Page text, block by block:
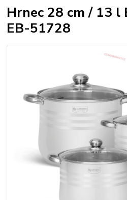
Hrnec 28 cm / 13 l
EB-51728